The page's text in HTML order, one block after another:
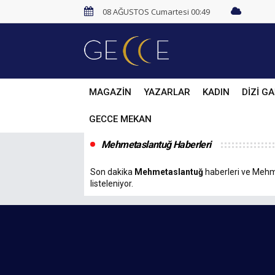
08 AĞUSTOS Cumartesi 00:49
MAGAZİN YAZARLAR KADIN DİZİ
GECCE MEKAN
Mehmetaslantuğ Haberleri
Son dakika Mehmetaslantuğ haberleri ve
listeleniyor.